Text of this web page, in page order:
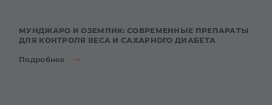
МУНДЖАРО И ОЗЕМПИК: СОВРЕМЕННЫЕ ПРЕПАРАТЫ
ДЛЯ КОНТРОЛЯ ВЕСА И САХАРНОГО ДИАБЕТА
Подробнее